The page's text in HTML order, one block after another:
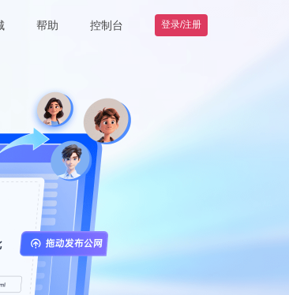
帮助
钻石VIPHOT
远程协助
帮助文档
控制台 登录/注册